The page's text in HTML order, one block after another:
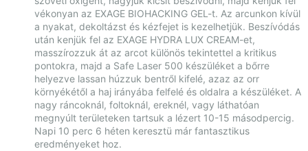
vékonyan az EXAGE BIOHACKING GEL-t. Az arcunkon kívül
a nyakat, dekoltázst és kézfejet is kezelhetjük. Beszívódás
után kenjük fel az EXAGE HYDRA LUX CREAM-et,
masszírozzuk át az arcot különös tekintettel a kritikus
pontokra, majd a Safe Laser 500 készüléket a bőrre
helyezve lassan húzzuk bentről kifelé, azaz az orr
környékétől a haj irányába felfelé és oldalra a készüléket. A
nagy ráncoknál, foltoknál, ereknél, vagy láthatóan
megnyúlt területeken tartsuk a lézert 10-15 másodpercig.
Napi 10 perc 6 héten keresztü már fantasztikus
eredményeket hoz.